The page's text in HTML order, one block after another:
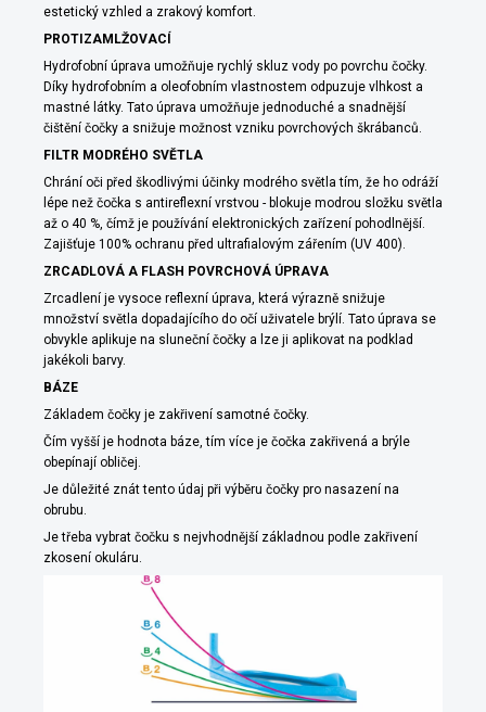
estetický vzhled a zrakový komfort.
PROTIZAMLŽOVACÍ
Hydrofobní úprava umožňuje rychlý skluz vody po povrchu čočky.
Díky hydrofobním a oleofobním vlastnostem odpuzuje vlhkost a
mastné látky. Tato úprava umožňuje jednoduché a snadnější
čištění čočky a snižuje možnost vzniku povrchových škrábanců.
FILTR MODRÉHO SVĚTLA
Chrání oči před škodlivými účinky modrého světla tím, že ho odráží
lépe než čočka s antireflexní vrstvou - blokuje modrou složku světla
až o 40 %, čímž je používání elektronických zařízení pohodlnější.
Zajišťuje 100% ochranu před ultrafialovým zářením (UV 400).
ZRCADLOVÁ A FLASH POVRCHOVÁ ÚPRAVA
Zrcadlení je vysoce reflexní úprava, která výrazně snižuje
množství světla dopadajícího do očí uživatele brýlí. Tato úprava se
obvykle aplikuje na sluneční čočky a lze ji aplikovat na podklad
jakékoli barvy.
BÁZE
Základem čočky je zakřivení samotné čočky.
Čím vyšší je hodnota báze, tím více je čočka zakřivená a brýle
obepínají obličej.
Je důležité znát tento údaj při výběru čočky pro nasazení na
obrubu.
Je třeba vybrat čočku s nejvhodnější základnou podle zakřivení
zkosení okuláru.